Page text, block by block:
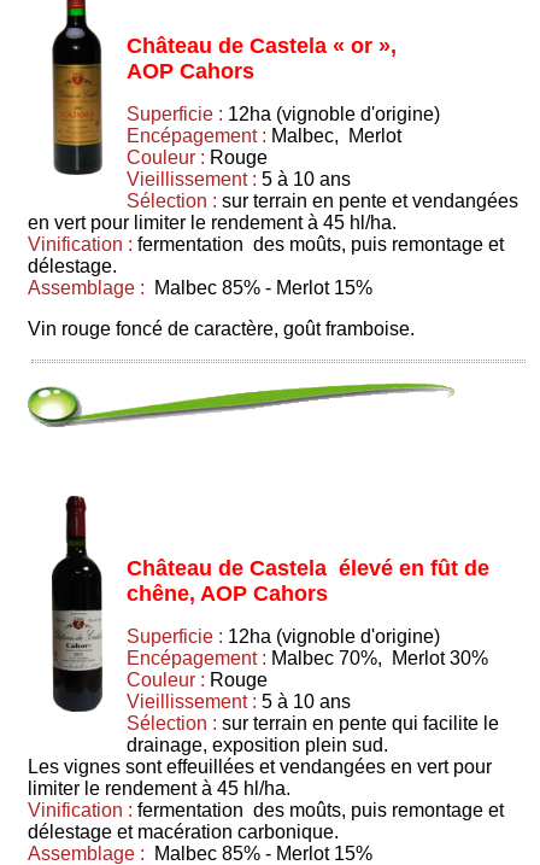
Château de Castela « or »,
AOP Cahors
Superficie : 12ha (vignoble d'origine)
Encépagement : Malbec, Merlot
Couleur : Rouge
Vieillissement : 5 à 10 ans
Sélection : sur terrain en pente et vendangées
en vert pour limiter le rendement à 45 hl/ha.
Vinification : fermentation des moûts, puis remontage et
délestage.
Assemblage : Malbec 85% - Merlot 15%
Vin rouge foncé de caractère, goût framboise.
Château de Castela élevé en fût de
chêne, AOP Cahors
Superficie : 12ha (vignoble d'origine)
Encépagement : Malbec 70%, Merlot 30%
Couleur : Rouge
Vieillissement : 5 à 10 ans
Sélection : sur terrain en pente qui facilite le
drainage, exposition plein sud.
Les vignes sont effeuillées et vendangées en vert pour
limiter le rendement à 45 hl/ha.
Vinification : fermentation des moûts, puis remontage et
délestage et macération carbonique.
Assemblage :
Malbec 85% - Merlot 15%